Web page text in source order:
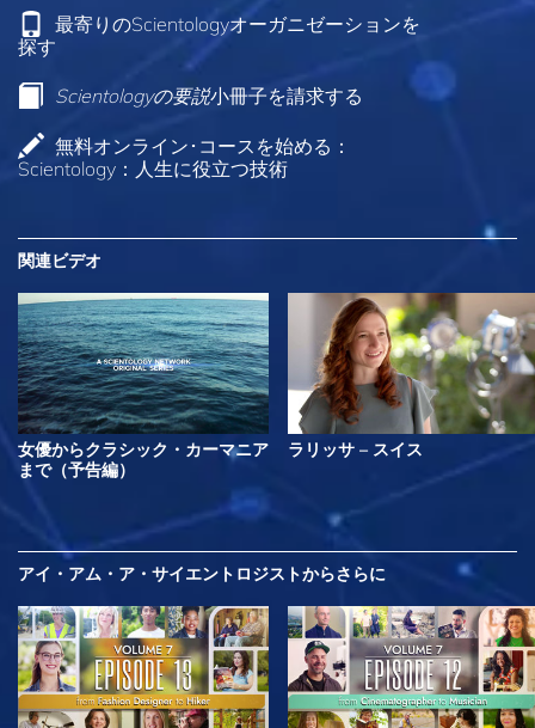
最寄りのScientologyオーガニゼーションを
探す
Scientologyの要説小冊子を請求する
無料オンライン･コースを始める：
Scientology：人生に役立つ技術
関連ビデオ
女優からクラシック・カーマニア
まで（予告編）
ラリッサ – スイス
アイ・アム・ア・サイエントロジストからさらに